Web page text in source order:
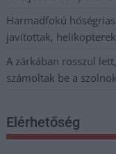
Harmadfokú
javítottak,
A zárkában rosszul
számoltak be a
Elérhetőség